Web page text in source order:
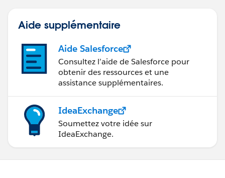
Aide supplémentaire
Aide Salesforce
Consultez l’aide de Salesforce pour
obtenir des ressources et une
assistance supplémentaires.
IdeaExchange
Soumettez votre idée sur
IdeaExchange.